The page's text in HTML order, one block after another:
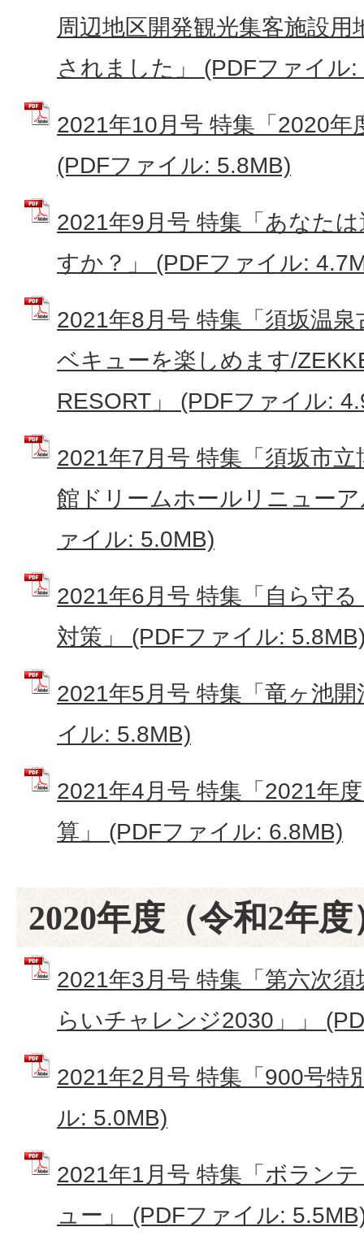
周辺地区開発観光集客施設
されました」 (PDFファイル:
2021年10月号 特集「2020年
(PDFファイル: 5.8MB)
2021年9月号 特集「あなた
すか？」 (PDFファイル:
2021年8月号 特集「須坂温
ベキューを楽しめます/
RESORT」 (PDFファイル:
2021年7月号 特集「須坂市
館ドリームホールリニュー
ァイル: 5.0MB)
2021年6月号 特集「自ら守
対策」 (PDFファイル:
2021年5月号 特集「竜ヶ池
イル: 5.8MB)
2021年4月号 特集「2021年
算」 (PDFファイル: 6.8MB)
2020年度（令和2年度
2021年3月号 特集「第六次
らいチャレンジ2030」」
2021年2月号 特集「900号特
ル: 5.0MB)
2021年1月号 特集「ボラン
ュー」 (PDFファイル: